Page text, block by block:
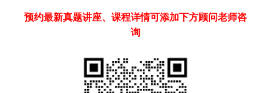
预约最新真题讲座、课程详情可添加下方顾问老师咨
询